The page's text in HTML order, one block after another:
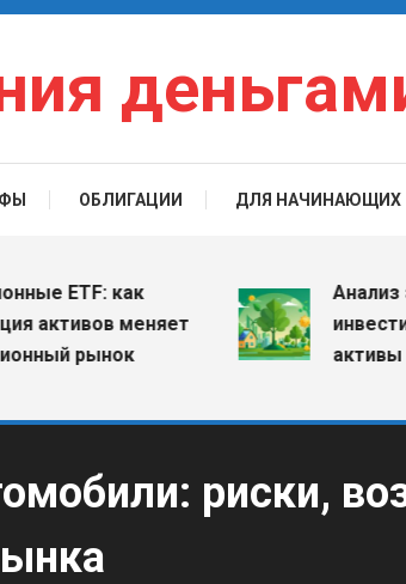
ОБЛИГАЦИИ ДЛЯ НАЧИНАЮЩИХ
ETF: как
меняет
рынок
Анализ
активы и
риски,